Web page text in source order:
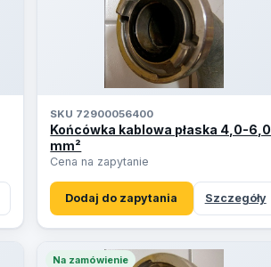
SKU 72900056400
Końcówka kablowa płaska 4,0-6,0
mm²
Cena na zapytanie
Dodaj do zapytania Szczegóły
Na zamówienie